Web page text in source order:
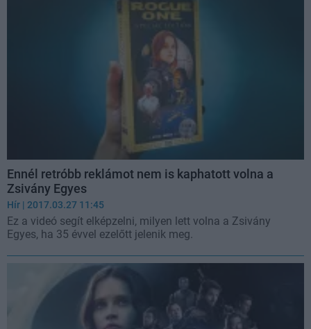
Ennél retróbb reklámot nem is kaphatott volna a
Zsivány Egyes
Hír | 2017.03.27 11:45
Ez a videó segít elképzelni, milyen lett volna a Zsivány
Egyes, ha 35 évvel ezelőtt jelenik meg.